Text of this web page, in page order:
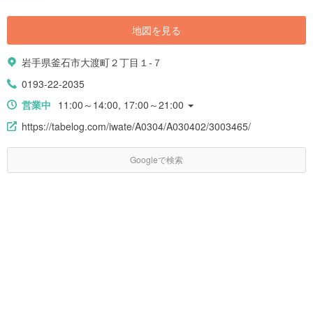
地図を見る
岩手県釜石市大渡町２丁目１-７
0193-22-2035
営業中 11:00～14:00, 17:00～21:00
https://tabelog.com/iwate/A0304/A030402/3003465/
Googleで検索